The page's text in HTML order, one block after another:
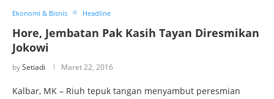
Ekonomi & Bisnis Headline
Hore, Jembatan Pak Kasih Tayan Diresmikan
Jokowi
bySetiadi Maret 22, 2016
Kalbar, MK – Riuh tepuk tangan menyambut peresmian